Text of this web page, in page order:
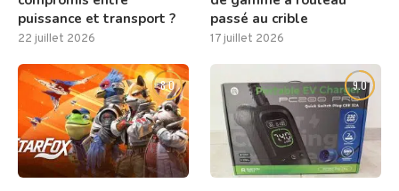
puissance et transport ?
22 juillet 2026
passé au crible
17 juillet 2026
8.0 9.0